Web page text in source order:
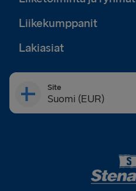
Liikekumppanit
Lakiasiat
Site
Suomi (EUR)